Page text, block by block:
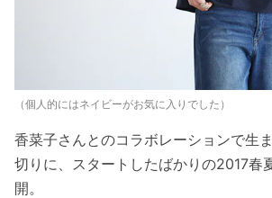
（個人的にはネイビーがお気に入りでした）
香菜子さんとのコラボレーションで生
切りに、スタートしたばかりの2017春
開。